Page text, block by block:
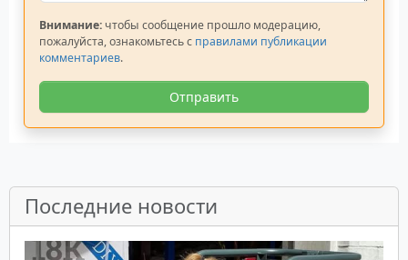
Внимание: чтобы сообщение прошло модерацию,
пожалуйста, ознакомьтесь с правилами публикации
комментариев.
Отправить
Последние новости